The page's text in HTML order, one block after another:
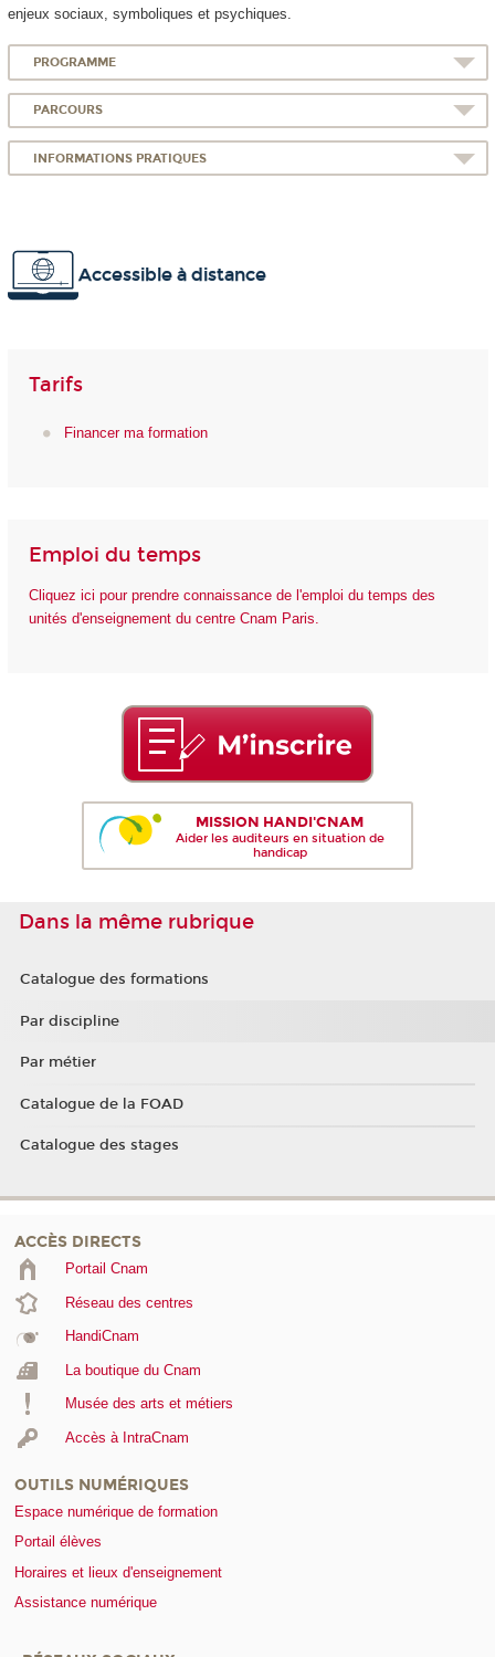
enjeux sociaux, symboliques et psychiques.
PROGRAMME
PARCOURS
INFORMATIONS PRATIQUES
Accessible à distance
Tarifs
Financer ma formation
Emploi du temps
Cliquez ici pour prendre connaissance de l'emploi du temps des
unités d'enseignement du centre Cnam Paris.
MISSION HANDI'CNAM
Aider les auditeurs en situation de
handicap
Dans la même rubrique
Catalogue des formations
Par discipline
Par métier
Catalogue de la FOAD
Catalogue des stages
ACCÈS DIRECTS
Portail Cnam
Réseau des centres
HandiCnam
La boutique du Cnam
Musée des arts et métiers
Accès à IntraCnam
OUTILS NUMÉRIQUES
Espace numérique de formation
Portail élèves
Horaires et lieux d'enseignement
Assistance numérique